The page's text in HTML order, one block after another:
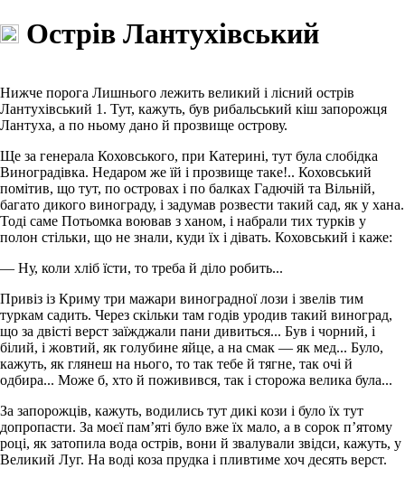
Острів Лантухівський
Нижче порога Лишнього лежить великий і лісний острів
Лантухівський 1. Тут, кажуть, був рибальський кіш запорожця
Лантуха, а по ньому дано й прозвище острову.
Ще за генерала Коховського, при Катерині, тут була слобідка
Виноградівка. Недаром же їй і прозвище таке!.. Коховський
помітив, що тут, по островах і по балках Гадючій та Вільній,
багато дикого винограду, і задумав розвести такий сад, як у хана.
Тоді саме Потьомка воював з ханом, і набрали тих турків у
полон стільки, що не знали, куди їх і дівать. Коховський і каже:
— Ну, коли хліб їсти, то треба й діло робить...
Привіз із Криму три мажари виноградної лози і звелів тим
туркам садить. Через скільки там годів уродив такий виноград,
що за двісті верст заїжджали пани дивиться... Був і чорний, і
білий, і жовтий, як голубине яйце, а на смак — як мед... Було,
кажуть, як глянеш на нього, то так тебе й тягне, так очі й
одбира... Може б, хто й поживився, так і сторожа велика була...
За запорожців, кажуть, водились тут дикі кози і було їх тут
допропасти. За моєї пам’яті було вже їх мало, а в сорок п’ятому
році, як затопила вода острів, вони й звалували звідси, кажуть, у
Великий Луг. На воді коза прудка і пливтиме хоч десять верст.